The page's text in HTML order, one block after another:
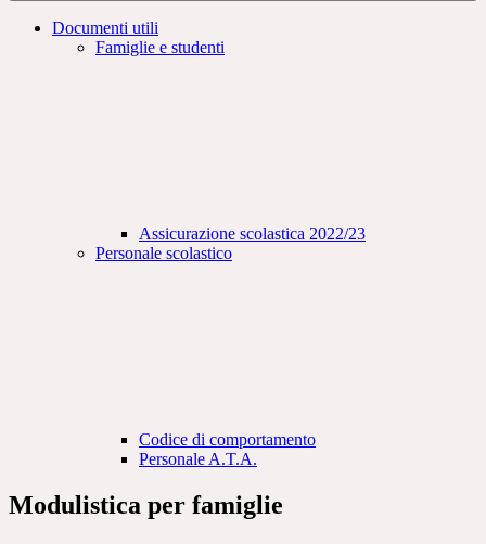
Documenti utili
Famiglie e studenti
Assicurazione scolastica 2022/23
Personale scolastico
Codice di comportamento
Personale A.T.A.
Modulistica per famiglie